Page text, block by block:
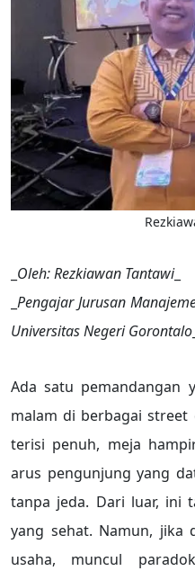
Oleh: Rezkiawan Tantawi_
Pengajar Jurusan
Universitas Negeri Gorontalo
Ada satu pemandangan
malam di berbagai
terisi penuh, meja
arus pengunjung yang
tanpa jeda. Dari luar, ini
yang sehat. Namun, jika
usaha, muncul